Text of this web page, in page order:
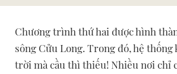
Chương trình thứ hai được hình
sông Cửu Long. Trong đó, hệ thống
trời mà cầu thì thiếu! Nhiều nơi chỉ